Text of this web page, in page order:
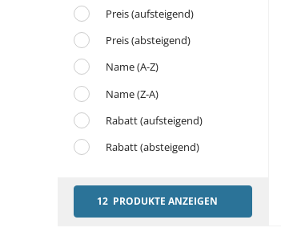
Preis (aufsteigend)
Preis (absteigend)
Name (A-Z)
Name (Z-A)
Rabatt (aufsteigend)
Rabatt (absteigend)
12 PRODUKTE ANZEIGEN